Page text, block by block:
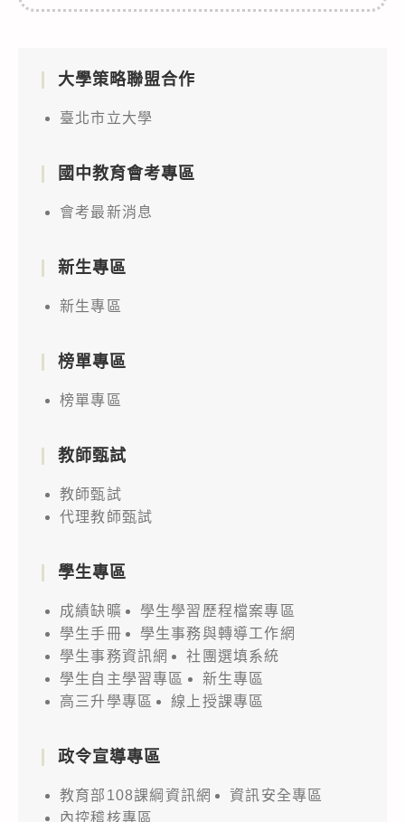
大學策略聯盟合作
臺北市立大學
國中教育會考專區
會考最新消息
新生專區
新生專區
榜單專區
榜單專區
教師甄試
教師甄試
代理教師甄試
學生專區
成績缺曠
學生學習歷程檔案專區
學生手冊
學生事務與轉導工作網
學生事務資訊網
社團選填系統
學生自主學習專區
新生專區
高三升學專區
線上授課專區
政令宣導專區
教育部108課綱資訊網
資訊安全專區
內控稽核專區